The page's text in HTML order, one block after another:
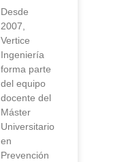
Desde
2007,
Vertice
Ingeniería
forma parte
del equipo
docente del
Máster
Universitario
en
Prevención